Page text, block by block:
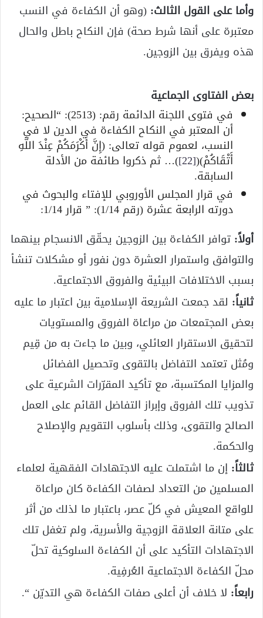
وأما على القول الثالث: (وهو أن الكفاءة في النسب
معتبرة على أنها شرط صحة) فإن النكاح باطل والحال
هذه ويفرق بين الزوجين.
بعض الفتاوى الجماعية
في فتوى اللجنة الدائمة رقم: (2513): “الصحيح:
أن المعتبر في النكاح الكفاءة في الدين لا في
النسب، لعموم قوله تعالى: (إِنَّ أَكْرَمَكُمْ عِنْدَ اللَّهِ
أَتْقَاكُمْ)([22] )… ثم ذكروا طائفة من الأدلة
السابقة.
في قرار المجلس الأوروبي للإفتاء والبحوث في
دورته الرابعة عشرة (رقم 1/14): ” قرار 1/14:
أولاً: توافر الكفاءة بين الزوجين يحقّق الانسجام بينهما
والتوافق واستمرار العشرة دون نفور أو مشكلات تنشأ
بسبب الاختلافات البيئية والفروق الاجتماعية.
ثانياً: لقد جمعت الشريعة الإسلامية بين اعتبار ما عليه
بعض المجتمعات من مراعاة الفروق والمستويات
لتحقيق الاستقرار العائلي، وبين ما جاءت به من قِيم
ومُثل تعتمد التفاضل بالتقوى وتحصيل الفضائل
والمزايا المكتسبة، مع تأكيد المقرّرات الشرعية على
تذويب تلك الفروق وإبراز التفاضل القائم على العمل
الصالح والتقوى، وذلك بأسلوب التقويم والإصلاح
والحكمة.
ثالثاً: إن ما اشتملت عليه الاجتهادات الفقهية لعلماء
المسلمين من التعداد لصفات الكفاءة كان مراعاة
للواقع المعيش في كلّ عصر، باعتبار ما لذلك من أثر
على متانة العلاقة الزوجية والأسرية، ولم تغفل تلك
الاجتهادات التأكيد على أن الكفاءة السلوكية تحلّ
محلّ الكفاءة الاجتماعية العُرفِية.
رابعاً: لا خلاف أن أعلى صفات الكفاءة هي التديّن “.